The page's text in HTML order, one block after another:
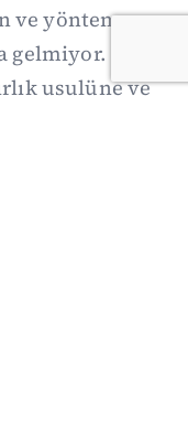
ve yöntem
Özgür
usulüne ve